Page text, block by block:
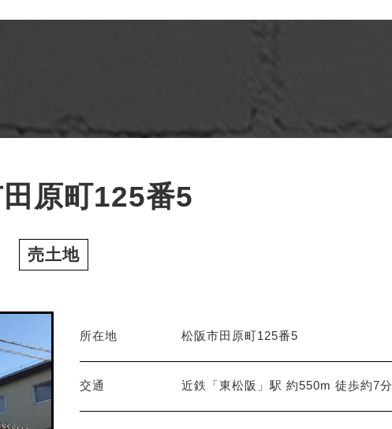
原町125番5
売土地
所在地 松阪市田原町125番5
交通 近鉄「東松阪」駅 約550m 徒歩約7分